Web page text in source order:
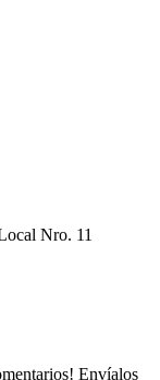
Nro. 11
Envíalos